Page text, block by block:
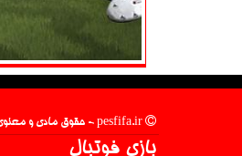
بازی فوتبال